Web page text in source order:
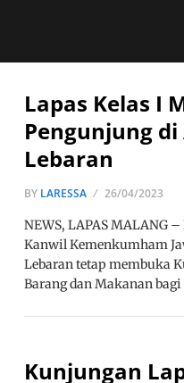
Lapas Kelas I
Pengunjung
Lebaran
BY LARESSA 26/04/2023
NEWS, LAPAS MALANG
Kanwil Kemenkumham
Lebaran tetap membuka
Barang dan Makanan
Kunjungan